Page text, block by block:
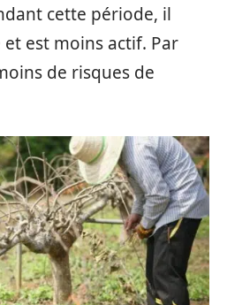
cette période, il
est moins actif. Par
de risques de